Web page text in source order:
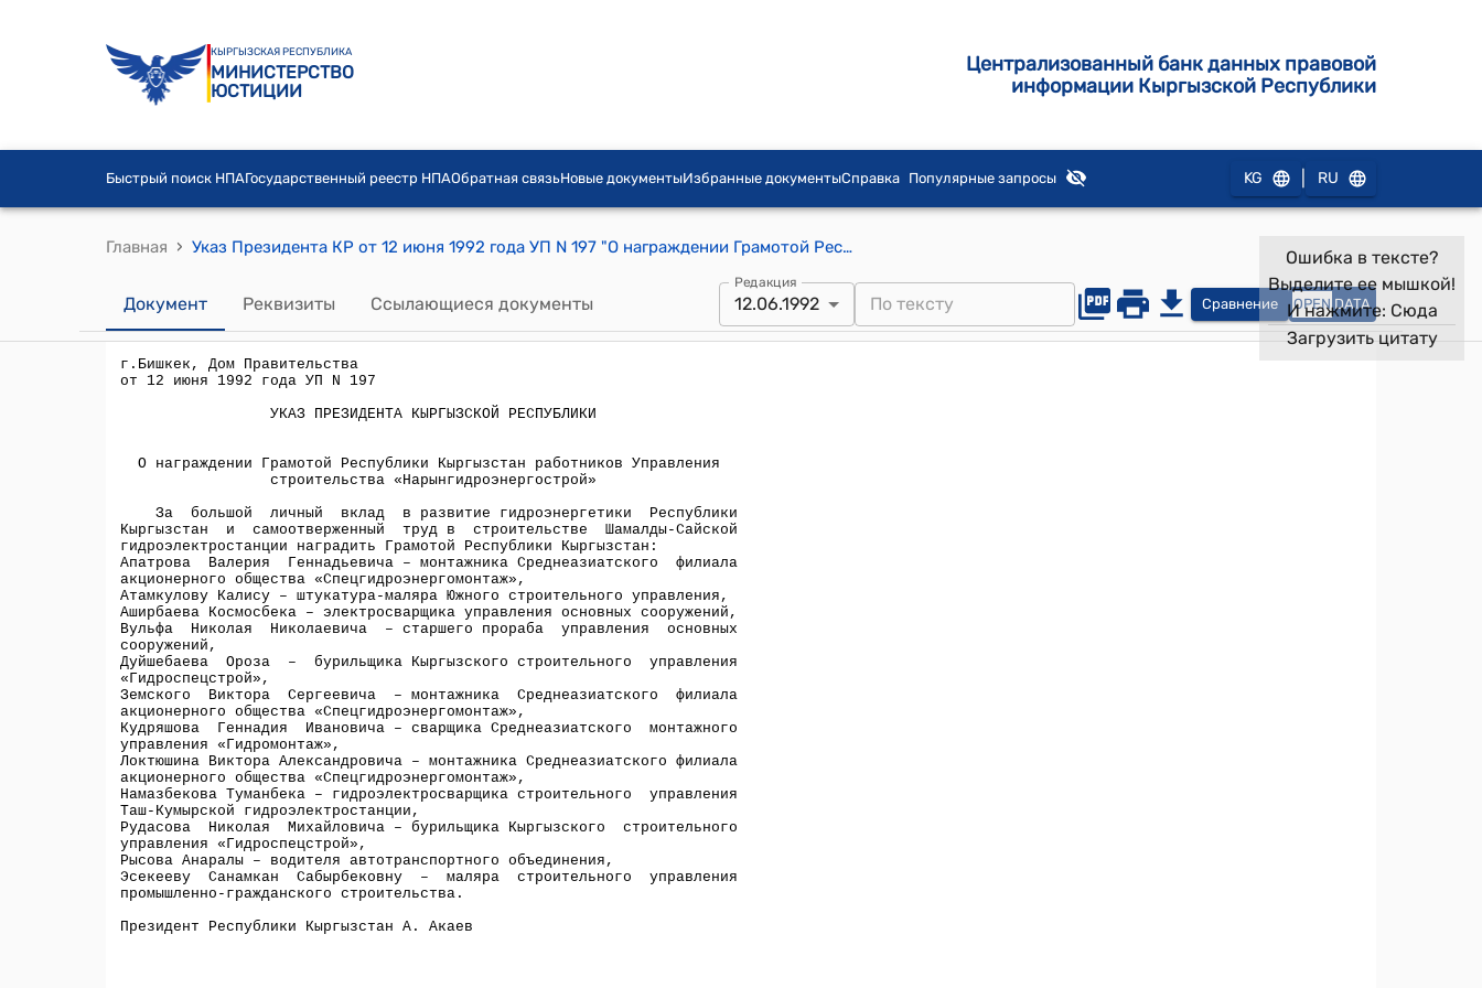
КЫРГЫЗСКАЯ РЕСПУБЛИКА
МИНИСТЕРСТВО
ЮСТИЦИИ
Централизованный банк данных правовой
информации Кыргызской Республики
Быстрый поиск НПАГосударственный реестр НПАОбратная связьНовые документыИзбранные документыСправка Популярные запросы KG RU
Главная › Указ Президента КР от 12 июня 1992 года УП N 197 "О награждении Грамотой Республики Кыргызстан работников Управления строительства «Нарынгидроэнергострой»
Документ Реквизиты Ссылающиеся документы
Редакция
12.06.1992 Сравнение OPEN DATA
Ошибка в тексте?
Выделите ее мышкой!
И нажмите: Сюда
Загрузить цитату